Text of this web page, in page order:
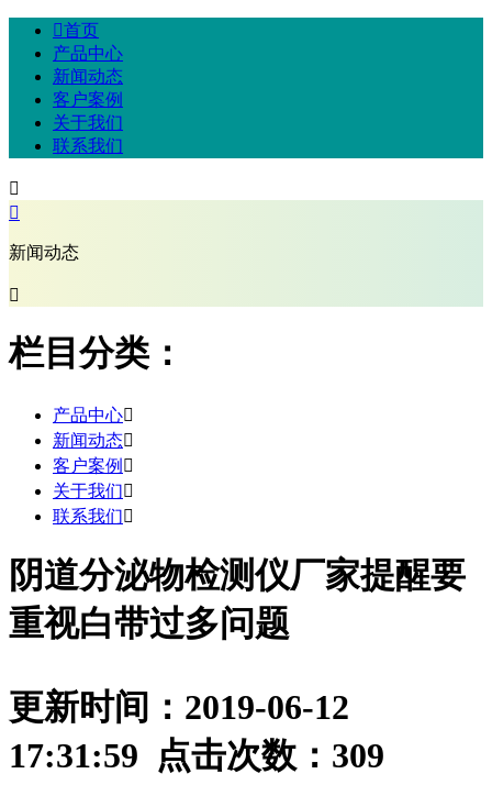
首页
产品中心
新闻动态
客户案例
关于我们
联系我们


新闻动态

栏目分类：
产品中心
新闻动态
客户案例 
关于我们
联系我们
阴道分泌物检测仪厂家提醒要
重视白带过多问题
更新时间：2019-06-12
17:31:59 点击次数： 309